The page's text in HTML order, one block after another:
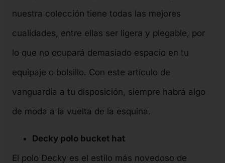
nuestra colección tiene todas las mejores
cualidades, entre ellas ser ligera y plegable, por
lo que no ocupará demasiado espacio en tu
equipaje o bolsillo. Con este artículo de
vanguardia a tu disposición, siempre habrá algo
de moda a la vuelta de la esquina.
Decky polo bucket hat
El polo Decky es el estilo más novedoso de